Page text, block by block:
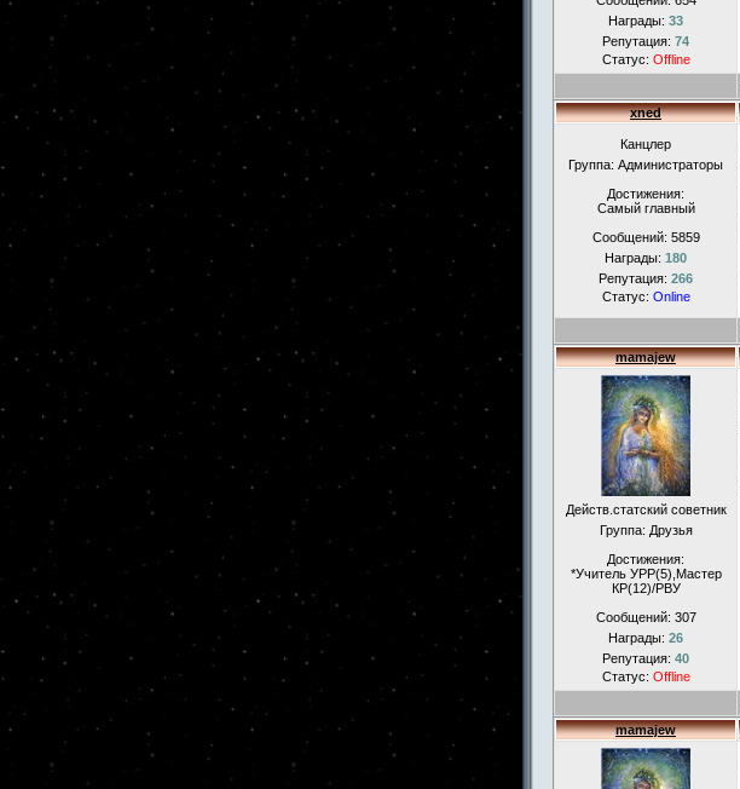
Награды: 33
Репутация: 74
Статус: Offline
xned
Канцлер
Группа: Администраторы
Достижения:
Самый главный
Сообщений: 5859
Награды: 180
Репутация: 266
Статус: Online
mamajew
Действ.статский советник
Группа: Друзья
Достижения:
*Учитель УРР(5),Мастер
КР(12)/РВУ
Сообщений: 307
Награды: 26
Репутация: 40
Статус: Offline
mamajew